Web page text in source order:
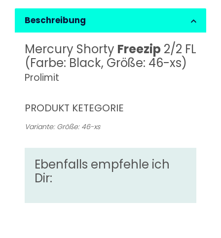
Beschreibung
Mercury Shorty Freezip 2/2 FL
(Farbe: Black, Größe: 46-xs)
Prolimit
PRODUKT KETEGORIE
Variante: Größe: 46-xs
Ebenfalls empfehle ich
Dir: